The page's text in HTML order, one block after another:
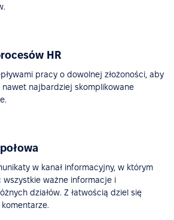
HR
pracy o dowolnej złożoności, aby
najbardziej skomplikowane
w kanał informacyjny, w którym
wszystkie ważne informacje i
działów. Z łatwością dziel się